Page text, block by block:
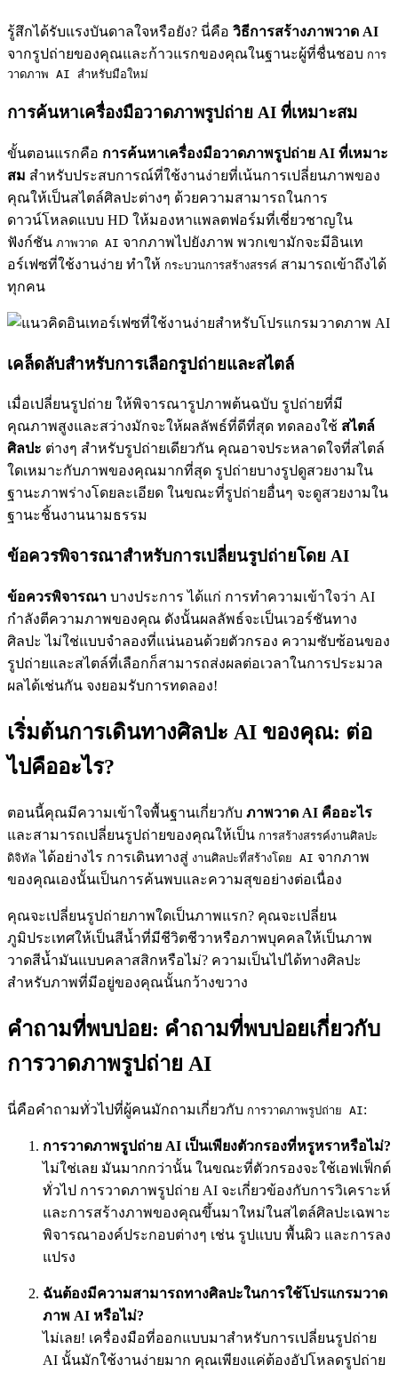
รู้สึกได้รับแรงบันดาลใจหรือยัง? นี่คือ วิธีการสร้างภาพวาด AI
จากรูปถ่ายของคุณและก้าวแรกของคุณในฐานะผู้ที่ชื่นชอบ การ
วาดภาพ AI สำหรับมือใหม่
การค้นหาเครื่องมือวาดภาพรูปถ่าย AI ที่เหมาะสม
ขั้นตอนแรกคือ การค้นหาเครื่องมือวาดภาพรูปถ่าย AI ที่เหมาะ
สม สำหรับประสบการณ์ที่ใช้งานง่ายที่เน้นการเปลี่ยนภาพของ
คุณให้เป็นสไตล์ศิลปะต่างๆ ด้วยความสามารถในการ
ดาวน์โหลดแบบ HD ให้มองหาแพลตฟอร์มที่เชี่ยวชาญใน
ฟังก์ชัน ภาพวาด AI จากภาพไปยังภาพ พวกเขามักจะมีอินเท
อร์เฟซที่ใช้งานง่าย ทำให้ กระบวนการสร้างสรรค์ สามารถเข้าถึงได้
ทุกคน
เคล็ดลับสำหรับการเลือกรูปถ่ายและสไตล์
เมื่อเปลี่ยนรูปถ่าย ให้พิจารณารูปภาพต้นฉบับ รูปถ่ายที่มี
คุณภาพสูงและสว่างมักจะให้ผลลัพธ์ที่ดีที่สุด ทดลองใช้ สไตล์
ศิลปะ ต่างๆ สำหรับรูปถ่ายเดียวกัน คุณอาจประหลาดใจที่สไตล์
ใดเหมาะกับภาพของคุณมากที่สุด รูปถ่ายบางรูปดูสวยงามใน
ฐานะภาพร่างโดยละเอียด ในขณะที่รูปถ่ายอื่นๆ จะดูสวยงามใน
ฐานะชิ้นงานนามธรรม
ข้อควรพิจารณาสำหรับการเปลี่ยนรูปถ่ายโดย AI
ข้อควรพิจารณา บางประการ ได้แก่ การทำความเข้าใจว่า AI
กำลังตีความภาพของคุณ ดังนั้นผลลัพธ์จะเป็นเวอร์ชันทาง
ศิลปะ ไม่ใช่แบบจำลองที่แน่นอนด้วยตัวกรอง ความซับซ้อนของ
รูปถ่ายและสไตล์ที่เลือกก็สามารถส่งผลต่อเวลาในการประมวล
ผลได้เช่นกัน จงยอมรับการทดลอง!
เริ่มต้นการเดินทางศิลปะ AI ของคุณ: ต่อ
ไปคืออะไร?
ตอนนี้คุณมีความเข้าใจพื้นฐานเกี่ยวกับ ภาพวาด AI คืออะไร
และสามารถเปลี่ยนรูปถ่ายของคุณให้เป็น การสร้างสรรค์งานศิลปะ
ดิจิทัล ได้อย่างไร การเดินทางสู่ งานศิลปะที่สร้างโดย AI จากภาพ
ของคุณเองนั้นเป็นการค้นพบและความสุขอย่างต่อเนื่อง
คุณจะเปลี่ยนรูปถ่ายภาพใดเป็นภาพแรก? คุณจะเปลี่ยน
ภูมิประเทศให้เป็นสีน้ำที่มีชีวิตชีวาหรือภาพบุคคลให้เป็นภาพ
วาดสีน้ำมันแบบคลาสสิกหรือไม่? ความเป็นไปได้ทางศิลปะ
สำหรับภาพที่มีอยู่ของคุณนั้นกว้างขวาง
คำถามที่พบบ่อย: คำถามที่พบบ่อยเกี่ยวกับ
การวาดภาพรูปถ่าย AI
นี่คือคำถามทั่วไปที่ผู้คนมักถามเกี่ยวกับ การวาดภาพรูปถ่าย AI:
การวาดภาพรูปถ่าย AI เป็นเพียงตัวกรองที่หรูหราหรือไม่?
ไม่ใช่เลย มันมากกว่านั้น ในขณะที่ตัวกรองจะใช้เอฟเฟ็กต์
ทั่วไป การวาดภาพรูปถ่าย AI จะเกี่ยวข้องกับการวิเคราะห์
และการสร้างภาพของคุณขึ้นมาใหม่ในสไตล์ศิลปะเฉพาะ
พิจารณาองค์ประกอบต่างๆ เช่น รูปแบบ พื้นผิว และการลง
แปรง
ฉันต้องมีความสามารถทางศิลปะในการใช้โปรแกรมวาด
ภาพ AI หรือไม่?
ไม่เลย! เครื่องมือที่ออกแบบมาสำหรับการเปลี่ยนรูปถ่าย
AI นั้นมักใช้งานง่ายมาก คุณเพียงแค่ต้องอัปโหลดรูปถ่าย